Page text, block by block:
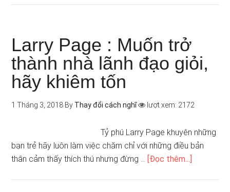
Larry Page : Muốn trở
thành nhà lãnh đạo giỏi,
hãy khiêm tốn
1 Tháng 3, 2018 By Thay đổi cách nghĩ lượt xem: 2172
Tỷ phú Larry Page khuyên những
bạn trẻ hãy luôn làm việc chăm chỉ với những điều bản
thân cảm thấy thích thú nhưng đừng … [Đọc thêm...]